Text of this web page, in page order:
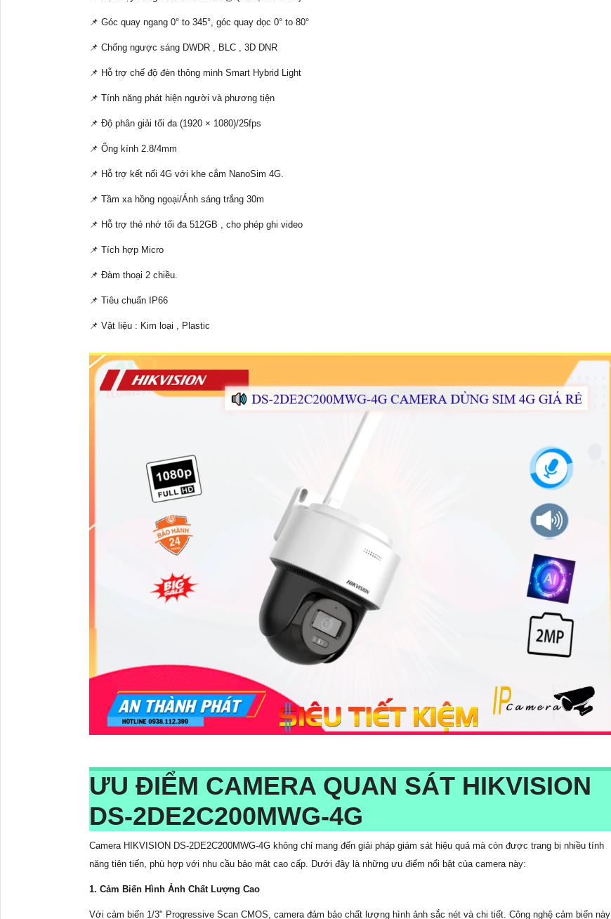
📌 Góc quay ngang 0° to 345°, góc quay dọc 0° to 80°
📌 Chống ngược sáng DWDR , BLC , 3D DNR
📌 Hỗ trợ chế độ đèn thông minh Smart Hybrid Light
📌 Tính năng phát hiện người và phương tiện
📌 Độ phân giải tối đa (1920 × 1080)/25fps
📌 Ống kính 2.8/4mm
📌 Hỗ trợ kết nối 4G với khe cắm NanoSim 4G.
📌 Tầm xa hồng ngoại/Ánh sáng trắng 30m
📌 Hỗ trợ thẻ nhớ tối đa 512GB , cho phép ghi video
📌 Tích hợp Micro
📌 Đàm thoại 2 chiều.
📌 Tiêu chuẩn IP66
📌 Vật liệu : Kim loại , Plastic
ƯU ĐIỂM CAMERA QUAN SÁT HIKVISION
DS-2DE2C200MWG-4G
Camera HIKVISION DS-2DE2C200MWG-4G không chỉ mang đến giải pháp giám sát hiệu quả mà còn được trang bị nhiều tính
năng tiên tiến, phù hợp với nhu cầu bảo mật cao cấp. Dưới đây là những ưu điểm nổi bật của camera này:
1. Cảm Biến Hình Ảnh Chất Lượng Cao
Với cảm biến 1/3" Progressive Scan CMOS, camera đảm bảo chất lượng hình ảnh sắc nét và chi tiết. Công nghệ cảm biến này